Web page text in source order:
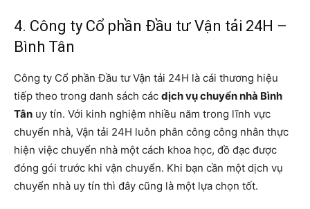
4. Công ty Cổ phần Đầu tư Vận tải 24H –
Bình Tân
Công ty Cổ phần Đầu tư Vận tải 24H là cái thương hiệu
tiếp theo trong danh sách các dịch vụ chuyển nhà Bình
Tân uy tín. Với kinh nghiệm nhiều năm trong lĩnh vực
chuyển nhà, Vận tải 24H luôn phân công công nhân thực
hiện việc chuyển nhà một cách khoa học, đồ đạc được
đóng gói trước khi vận chuyển. Khi bạn cần một dịch vụ
chuyển nhà uy tín thì đây cũng là một lựa chọn tốt.